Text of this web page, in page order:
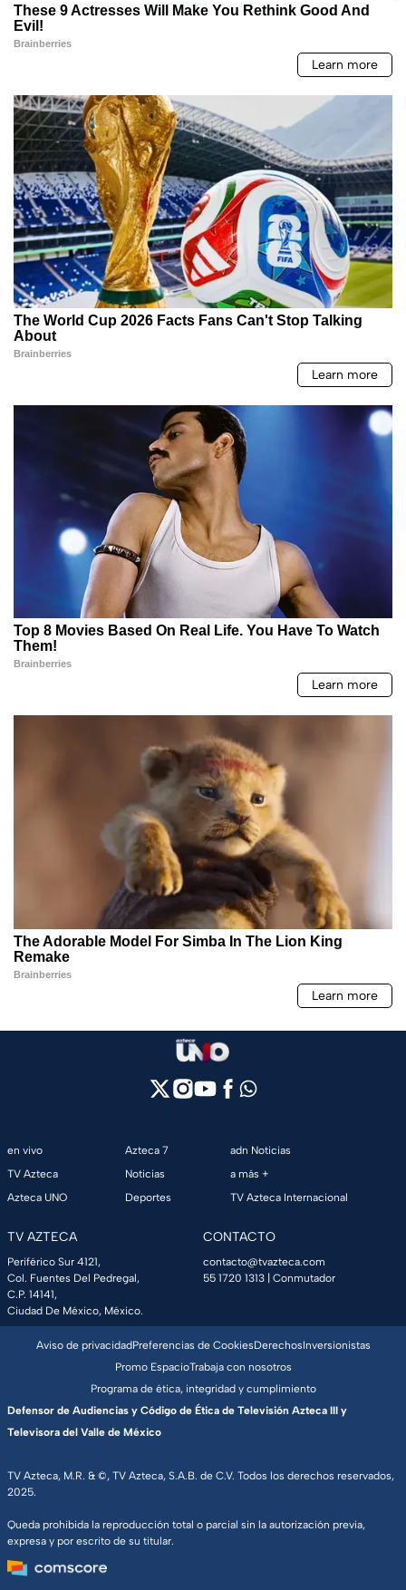
en vivo
TV Azteca
Azteca UNO
Azteca 7
Noticias
Deportes
adn Noticias
a más +
TV Azteca Internacional
TV AZTECA
Periférico Sur 4121,
Col. Fuentes Del Pedregal,
C.P. 14141,
Ciudad De México, México.
CONTACTO
contacto@tvazteca.com
55 1720 1313 | Conmutador
TV Azteca, M.R. & ©, TV Azteca, S.A.B. de C.V. Todos los derechos reservados,
2025.
Queda prohibida la reproducción total o parcial sin la autorización previa,
expresa y por escrito de su titular.
Aviso de privacidadPreferencias de CookiesDerechosInversionistas
Promo EspacioTrabaja con nosotros
Programa de ética, integridad y cumplimiento
Defensor de Audiencias y Código de Ética de Televisión Azteca III y
Televisora del Valle de México